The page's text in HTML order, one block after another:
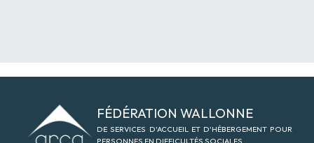
Logo Arca-asbl
FÉDÉRATION WALLONNE
DE SERVICES D'ACCUEIL ET D'HÉBERGEMENT POUR